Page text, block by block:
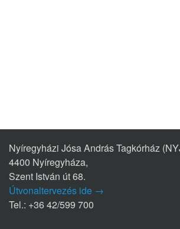
Nyíregyházi Jósa András Tagkórház
4400 Nyíregyháza,
Szent István út 68.
Útvonaltervezés ide →
Tel.: +36 42/599 700